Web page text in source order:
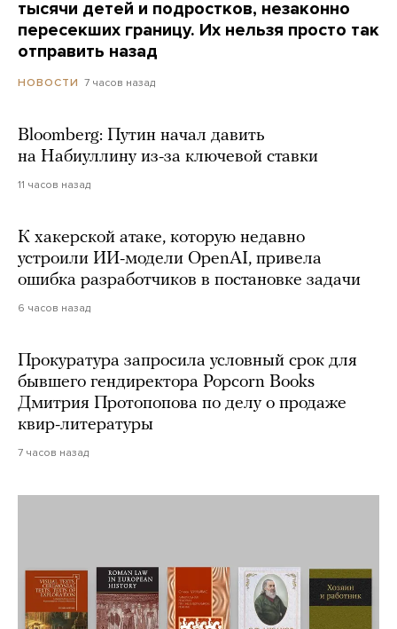
тысячи детей и подростков, незаконно
пересекших границу. Их нельзя просто так
отправить назад
НОВОСТИ 7 часов назад
Bloomberg: Путин начал давить
на Набиуллину из-за ключевой ставки
11 часов назад
К хакерской атаке, которую недавно
устроили ИИ-модели OpenAI, привела
ошибка разработчиков в постановке задачи
6 часов назад
Прокуратура запросила условный срок для
бывшего гендиректора Popcorn Books
Дмитрия Протопопова по делу о продаже
квир-литературы
7 часов назад